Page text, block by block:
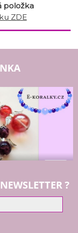
položka
ZDE
?